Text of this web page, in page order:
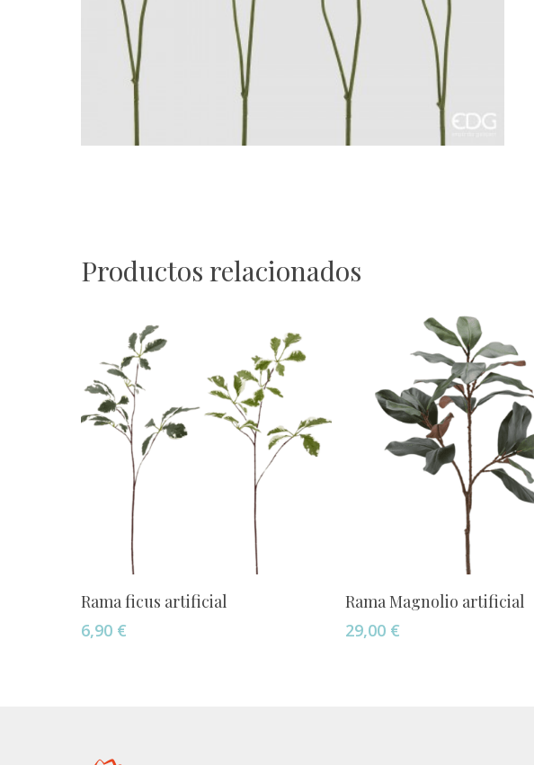
Productos relacionados
Añadir Al Carrito
Rama ficus artificial
6,90 €
Añadir Al Carrito
Rama Magnolio artificial
29,00 €